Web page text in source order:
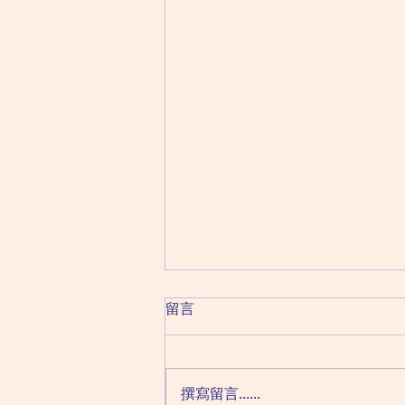
腦磁激rTMS實際上是如何進
留言
撰寫留言......